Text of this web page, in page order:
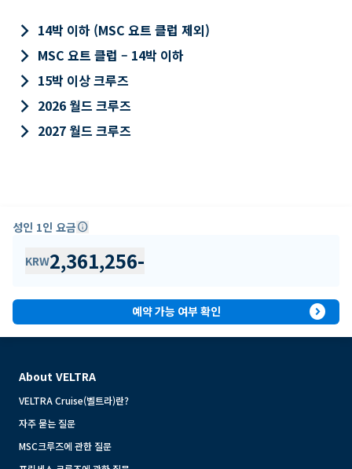
keyboard_arrow_right 14박 이하 (MSC 요트 클럽 제외)
keyboard_arrow_right MSC 요트 클럽 – 14박 이하
keyboard_arrow_right 15박 이상 크루즈
keyboard_arrow_right 2026 월드 크루즈
keyboard_arrow_right 2027 월드 크루즈
성인 1인 요금info
KRW2,361,256-
예약 가능 여부 확인 expand_circle_right
About VELTRA
VELTRA Cruise(벨트라)란?
자주 묻는 질문
MSC크루즈에 관한 질문